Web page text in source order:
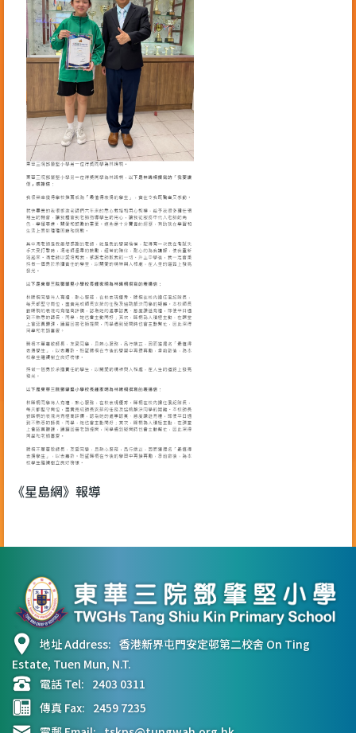
《星島網》報導
地址 Address: 香港新界屯門安定邨第二校舍 On Ting
Estate, Tuen Mun, N.T.
電話 Tel: 2403 0311
傳真 Fax: 2459 7235